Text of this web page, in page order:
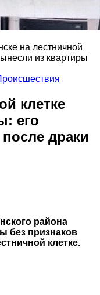
на лестничной
из квартиры
клетке
его
драки
района
без признаков
клетке.